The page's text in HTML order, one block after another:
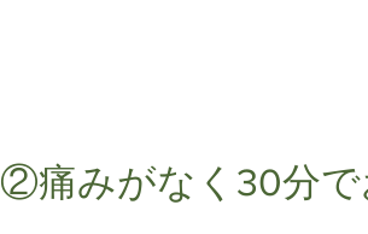
②痛みがなく30分で